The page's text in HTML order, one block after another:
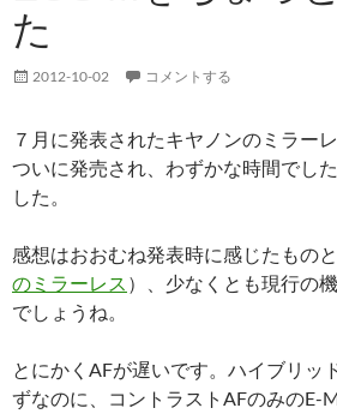
た
2012-10-02 コメントする
７月に発表されたキヤノンのミラー
ついに発売され、わずかな時間でし
した。
感想はおおむね発表時に感じたもの
のミラーレス ）、少なくとも現行の
でしょうね。
とにかくAFが遅いです。ハイブリッ
ずなのに、コントラストAFのみのE-